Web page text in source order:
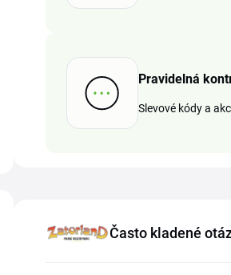
Pravidelná
Slevové kódy a
Často kladené